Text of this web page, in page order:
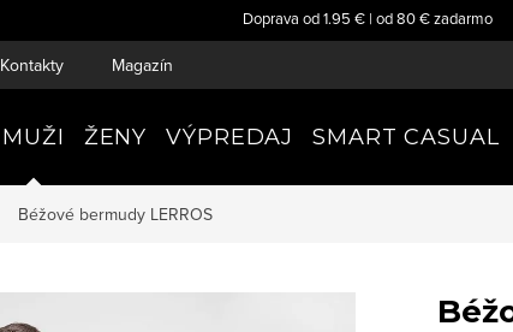
Doprava od 1.95 € | od 80 € zadarmo
Kontakty Magazín
MUŽI ŽENY VÝPREDAJ SMART CASUAL
Béžové bermudy LERROS